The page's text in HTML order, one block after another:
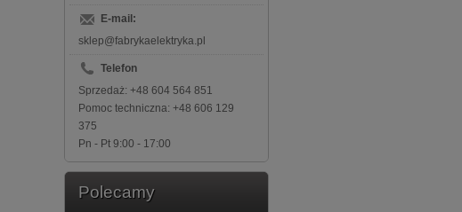
E-mail:
sklep@fabrykaelektryka.pl
Telefon
Sprzedaż: +48 604 564 851
Pomoc techniczna: +48 606 129
375
Pn - Pt 9:00 - 17:00
Polecamy